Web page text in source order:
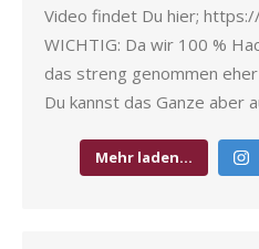
Mehr laden…